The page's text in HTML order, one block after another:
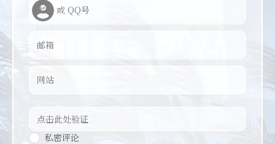
私密评论